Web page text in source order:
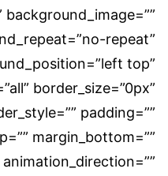
repeat”
top”
border_size=”0px”
padding=””
margin_bottom=””